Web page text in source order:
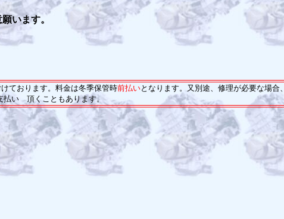
います。
ております。料金は冬季保管時前払いとなります。又別途、修理が必要な場
払い 頂くこともあります。